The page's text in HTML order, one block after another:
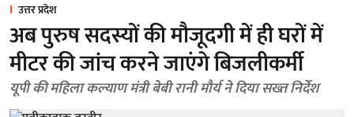
उत्तर प्रदेश
अब पुरुष सदस्यों की मौजूदगी में ही घरों में
मीटर की जांच करने जाएंगे बिजलीकर्मी
यूपी की महिला कल्याण मंत्री बेबी रानी मौर्य ने दिया सख्त निर्देश